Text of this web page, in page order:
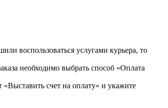
воспользоваться услугами курьера, то
необходимо выбрать способ «Оплата
счет на оплату» и укажите